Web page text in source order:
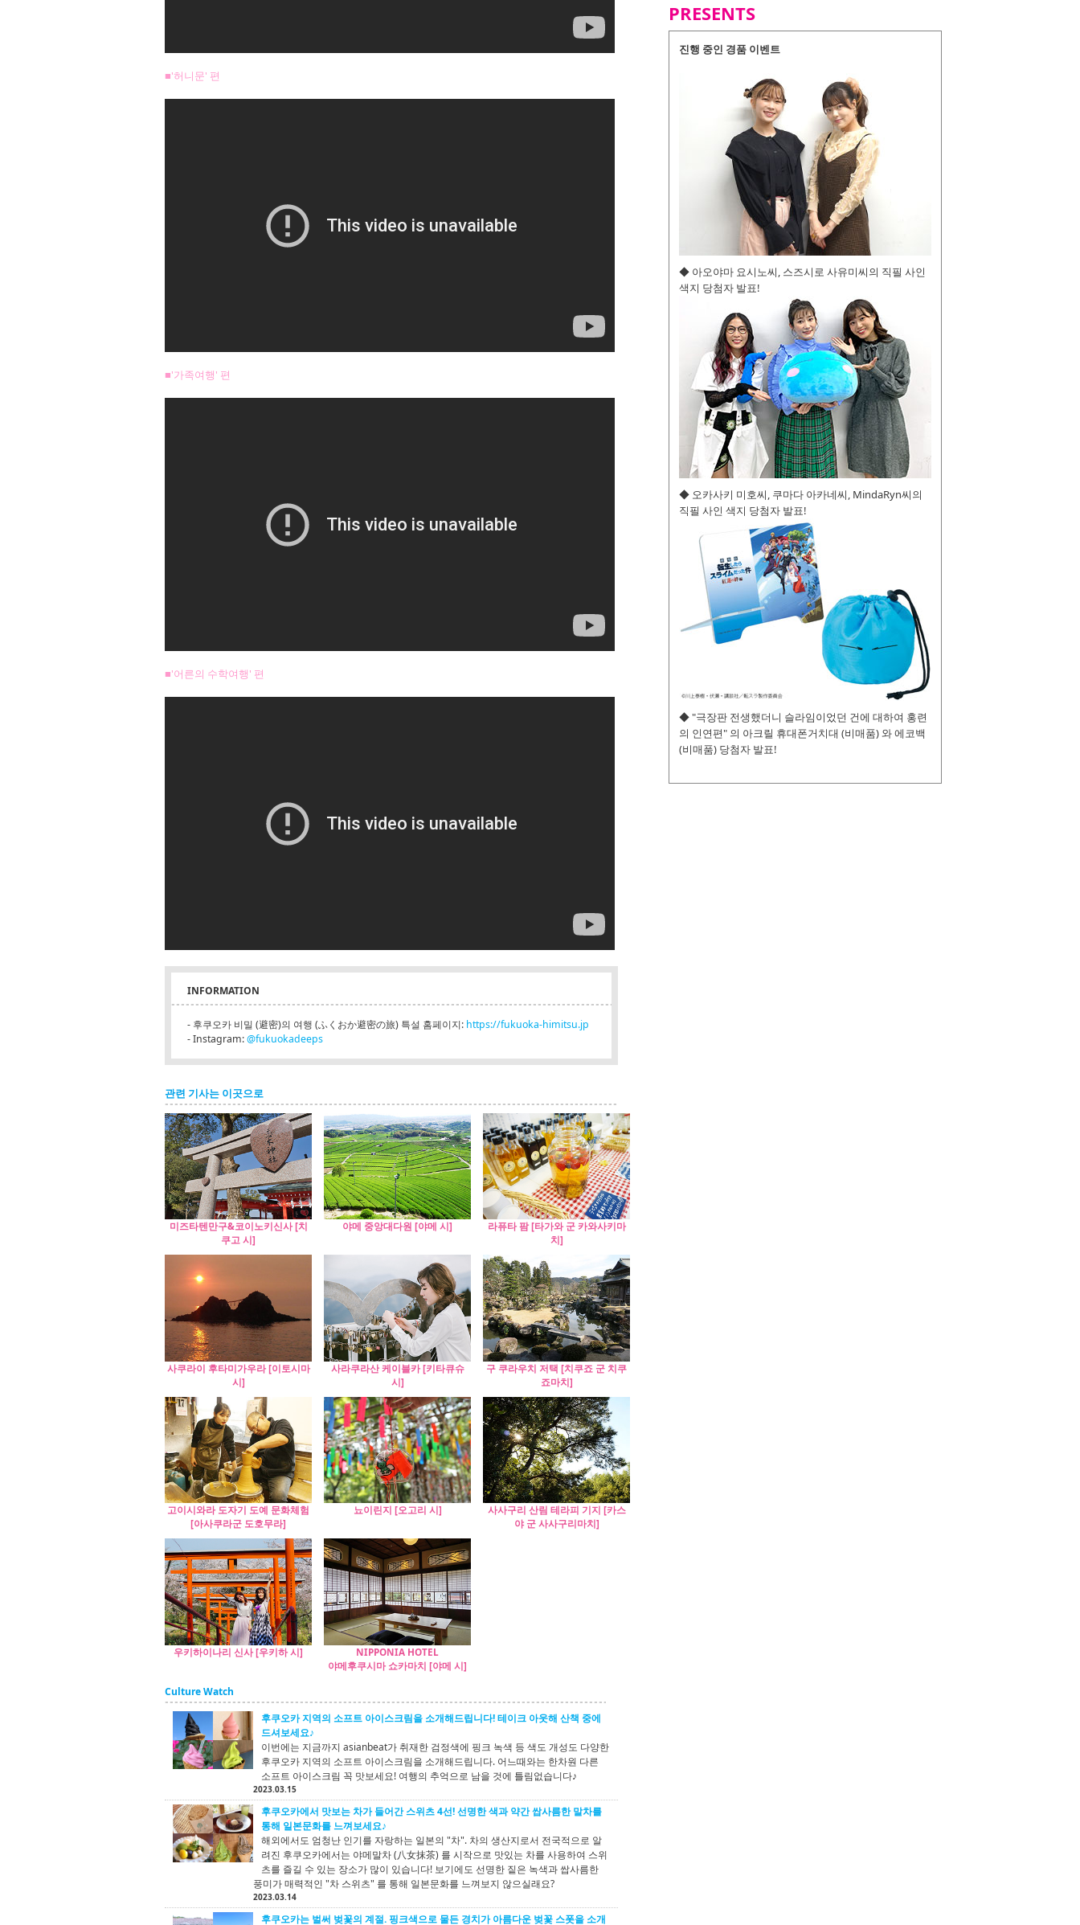
■'허니문' 편
■'가족여행' 편
■'어른의 수학여행' 편
INFORMATION
- 후쿠오카 비밀 (避密)의 여행 (ふくおか避密の旅) 특설 홈페이지: https://fukuoka-himitsu.jp
- Instagram:@fukuokadeeps
관련 기사는 이곳으로
미즈타텐만구&코이노키신사 [치
쿠고 시]
야메 중앙대다원 [야메 시]
라퓨타 팜 [타가와 군 카와사키마
치]
사쿠라이 후타미가우라 [이토시마
시]
사라쿠라산 케이블카 [키타큐슈
시]
구 쿠라우치 저택 [치쿠죠 군 치쿠
죠마치]
고이시와라 도자기 도예 문화체험
[아사쿠라군 도호무라]
뇨이린지 [오고리 시]
사사구리 산림 테라피 기지 [카스
야 군 사사구리마치]
우키하이나리 신사 [우키하 시]
NIPPONIA HOTEL
야메후쿠시마 쇼카마치 [야메 시]
Culture Watch
후쿠오카 지역의 소프트 아이스크림을 소개해드립니다! 테이크 아웃해 산책 중에
드셔보세요♪
이번에는 지금까지 asianbeat가 취재한 검정색에 핑크 녹색 등 색도 개성도 다양한
후쿠오카 지역의 소프트 아이스크림을 소개해드립니다. 어느때와는 한차원 다른
소프트 아이스크림 꼭 맛보세요! 여행의 추억으로 남을 것에 틀림없습니다♪
2023.03.15
후쿠오카에서 맛보는 차가 들어간 스위츠 4선! 선명한 색과 약간 쌉사름한 말차를
통해 일본문화를 느껴보세요♪
해외에서도 엄청난 인기를 자랑하는 일본의 "차". 차의 생산지로서 전국적으로 알
려진 후쿠오카에서는 야메말차 (八女抹茶) 를 시작으로 맛있는 차를 사용하여 스위
츠를 즐길 수 있는 장소가 많이 있습니다! 보기에도 선명한 짙은 녹색과 쌉사름한
풍미가 매력적인 "차 스위츠" 를 통해 일본문화를 느껴보지 않으실래요?
2023.03.14
후쿠오카는 벌써 벚꽃의 계절. 핑크색으로 물든 경치가 아름다운 벚꽃 스폿을 소개
PRESENTS
진행 중인 경품 이벤트
◆ 아오야마 요시노씨, 스즈시로 사유미씨의 직필 사인
색지 당첨자 발표!
◆ 오카사키 미호씨, 쿠마다 아카네씨, MindaRyn씨의
직필 사인 색지 당첨자 발표!
◆ "극장판 전생했더니 슬라임이었던 건에 대하여 홍련
의 인연편" 의 아크릴 휴대폰거치대 (비매품) 와 에코백
(비매품) 당첨자 발표!